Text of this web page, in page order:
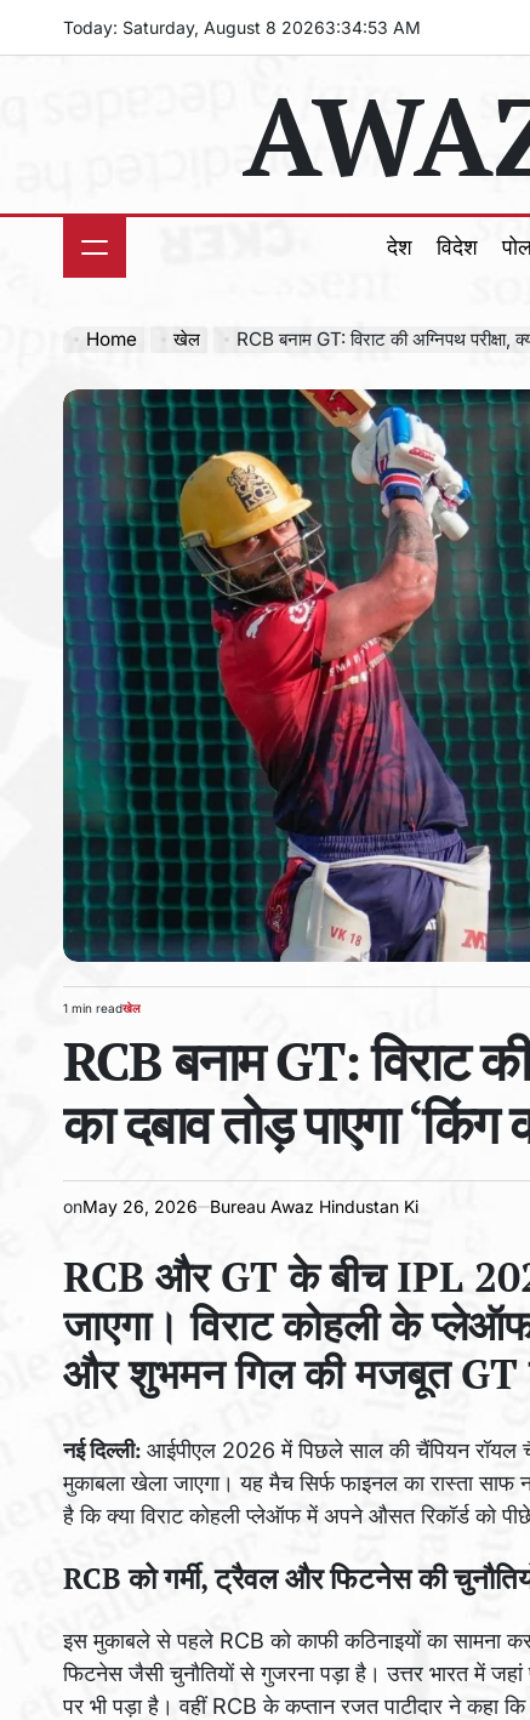
Today: Saturday, August 8 20263:34:55 AM
देश विदेश
Home खेल RCB बनाम GT: विराट की अग्निपथ परीक्षा, क्या
Estimated
time
1 min readPOSTED
खेल
RCB बनाम GT: विराट
का दबाव तोड़ पाएगा ‘किंग
onMay 26, 2026 Bureau Awaz Hindustan Ki
RCB और GT के बीच IPL
जाएगा। विराट कोहली के
और शुभमन गिल की मजबूत GT
नई दिल्ली: आईपीएल 2026 में पिछले साल की चैंपियन रॉयल
मुकाबला खेला जाएगा। यह मैच सिर्फ फाइनल का रास्ता
है कि क्या विराट कोहली प्लेऑफ में अपने औसत रिकॉर्ड को
RCB को गर्मी, ट्रैवल और फिटनेस की
इस मुकाबले से पहले RCB को काफी कठिनाइयों का सामना
फिटनेस जैसी चुनौतियों से गुजरना पड़ा है। उत्तर भारत में
पर भी पड़ा है। वहीं RCB के कप्तान रजत पाटीदार ने कहा